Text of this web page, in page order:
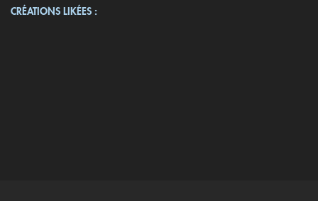
CRÉATIONS LIKÉES :